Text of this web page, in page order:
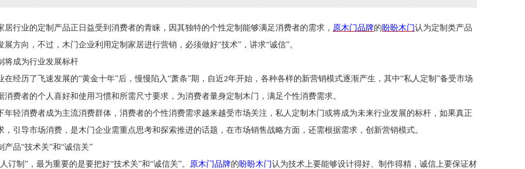
居行业的定制产品正日益受到消费者的青睐，因其独特的个性定制能够满足消费者的需求， 原木门品牌的盼盼木门认为定制类产品
展方向，不过，木门企业利用定制家居进行营销，必须做好“技术”，讲求“诚信”。
将成为行业发展标杆
在经历了飞速发展的“黄金十年”后，慢慢陷入“萧条”期，自近2年开始，各种各样的新营销模式逐渐产生，其中“私人定制”备受市场
消费者的个人喜好和使用习惯和所需尺寸要求，为消费者量身定制木门，满足个性消费需求。
年轻消费者成为主流消费群体，消费者的个性消费需求越来越受市场关注，私人定制木门或将成为未来行业发展的标杆，如果真正
，引导市场消费，是木门企业需重点思考和探索推进的话题，在市场销售战略方面，还需根据需求，创新营销模式。
产品“技术关”和“诚信关”
订制”，最为重要的是要把好“技术关”和“诚信关”。 原木门品牌的盼盼木门认为技术上要能够设计得好、制作得精，诚信上要保证材